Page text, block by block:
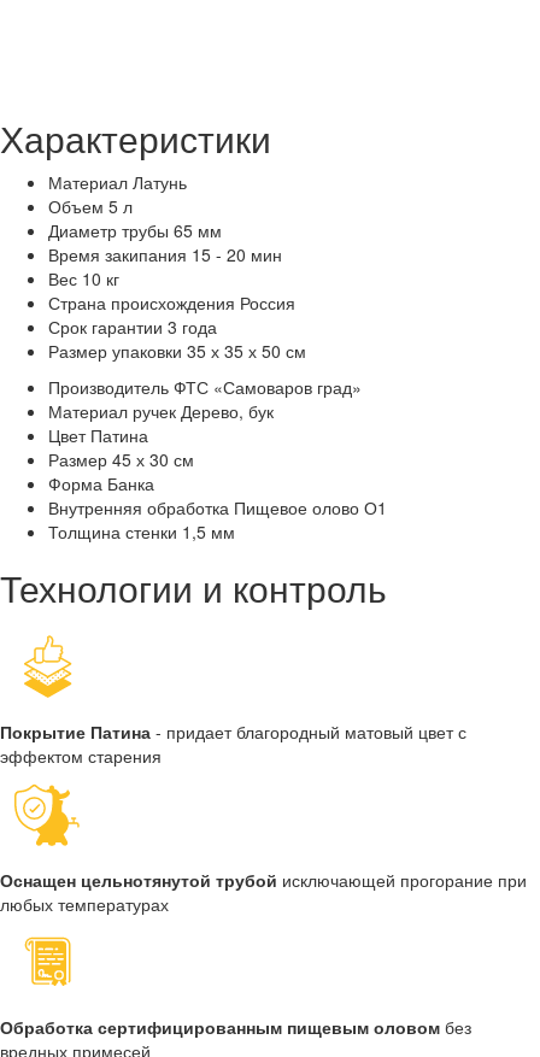
Характеристики
Материал Латунь
Объем 5 л
Диаметр трубы 65 мм
Время закипания 15 - 20 мин
Вес 10 кг
Страна происхождения Россия
Срок гарантии 3 года
Размер упаковки 35 х 35 х 50 см
Производитель ФТС «Самоваров град»
Материал ручек Дерево, бук
Цвет Патина
Размер 45 х 30 см
Форма Банка
Внутренняя обработка Пищевое олово О1
Толщина стенки 1,5 мм
Технологии и контроль
Покрытие Патина - придает благородный матовый цвет с
эффектом старения
Оснащен цельнотянутой трубой исключающей прогорание при
любых температурах
Обработка сертифицированным пищевым оловом без
вредных примесей